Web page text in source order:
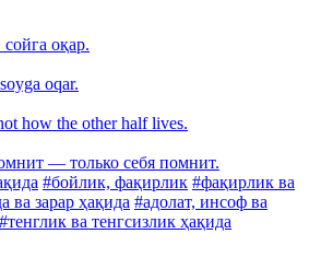
оқар.
oqar.
how the other half lives.
— только себя помнит.
#бойлик, фақирлик #фақирлик ва
ва зарар ҳақида #адолат, инсоф ва
#тенглик ва тенгсизлик ҳақида